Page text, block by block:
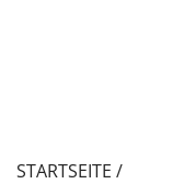
STARTSEITE /